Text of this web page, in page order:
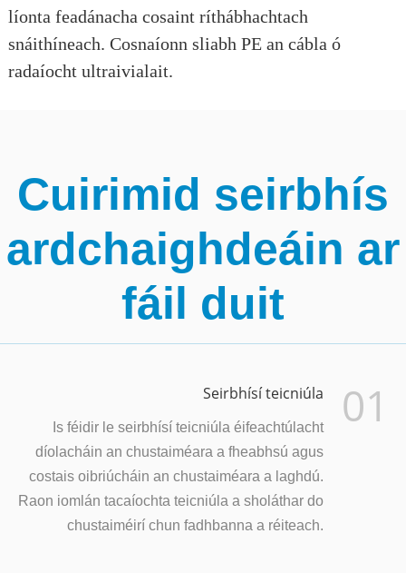
líonta feadánacha cosaint ríthábhachtach
snáithíneach. Cosnaíonn sliabh PE an cábla ó
radaíocht ultraivialait.
Cuirimid seirbhís
ardchaighdeáin ar
fáil duit
01
Seirbhísí teicniúla
Is féidir le seirbhísí teicniúla éifeachtúlacht
díolacháin an chustaiméara a fheabhsú agus
costais oibriúcháin an chustaiméara a laghdú.
Raon iomlán tacaíochta teicniúla a sholáthar do
chustaiméirí chun fadhbanna a réiteach.